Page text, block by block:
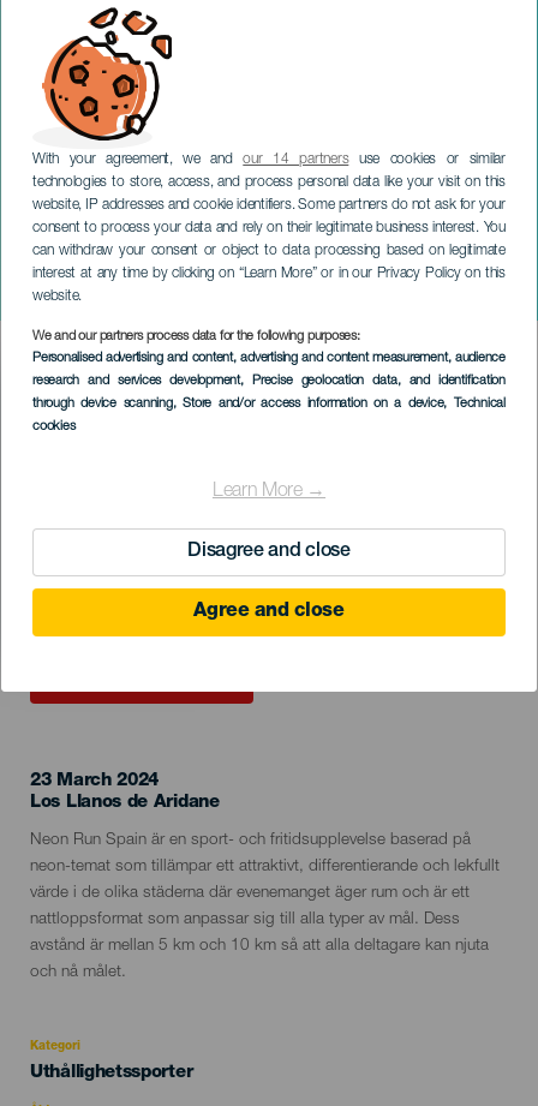
With your agreement, we andour 14 partnersuse cookies or similar
technologies to store, access, and process personal data like your visit on this
website, IP addresses and cookie identifiers. Some partners do not ask for your
consent to process your data and rely on their legitimate business interest. You
can withdraw your consent or object to data processing based on legitimate
interest at any time by clicking on “Learn More” or in our Privacy Policy on this
website.
We and our partners process data for the following purposes:
Personalised advertising and content, advertising and content measurement, audience
research and services development, Precise geolocation data, and identification
through device scanning, Store and/or access information on a device, Technical
cookies
Learn More →
Disagree and close
Agree and close
Neon Run Spain - La
Palma
LA PALMA
Imagen
Listado
23 March 2024
Localidad
Los Llanos de Aridane
Descripción
del
evento
Neon Run Spain är en sport- och fritidsupplevelse baserad på
neon-temat som tillämpar ett attraktivt, differentierande och lekfullt
värde i de olika städerna där evenemanget äger rum och är ett
nattloppsformat som anpassar sig till alla typer av mål. Dess
avstånd är mellan 5 km och 10 km så att alla deltagare kan njuta
och nå målet.
Kategori
Categoría
Uthållighetssporter